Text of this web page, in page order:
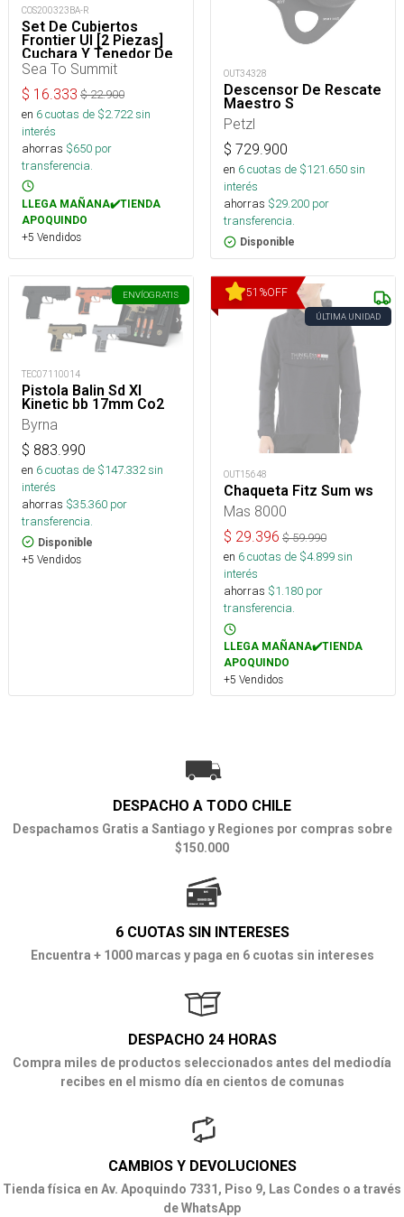
COS200323BA-R
Set De Cubiertos
Frontier Ul [2 Piezas]
Cuchara Y Tenedor De
Mango Largo
Sea To Summit
$ 16.333 $22.900
en 6cuotas de $2.722sin
interés
ahorras $650 por
transferencia.
LLEGA MAÑANA✔️TIENDA
APOQUINDO
+5 Vendidos
OUT34328
Descensor De Rescate
Maestro S
Petzl
$ 729.900
en 6cuotas de $121.650sin
interés
ahorras $29.200 por
transferencia.
Disponible
ENVÍOGRATIS
TEC07110014
Pistola Balin Sd Xl
Kinetic bb 17mm Co2
Byrna
$ 883.990
en 6cuotas de $147.332sin
interés
ahorras $35.360 por
transferencia.
Disponible
+5 Vendidos
51 %OFF
ÚLTIMA UNIDAD
OUT15648
Chaqueta Fitz Sum ws
Mas 8000
$ 29.396 $59.990
en 6cuotas de $4.899sin
interés
ahorras $1.180 por
transferencia.
LLEGA MAÑANA✔️TIENDA
APOQUINDO
+5 Vendidos
DESPACHO A TODO CHILE
Despachamos Gratis a Santiago y Regiones por compras sobre
$150.000
6 CUOTAS SIN INTERESES
Encuentra + 1000 marcas y paga en 6 cuotas sin intereses
DESPACHO 24 HORAS
Compra miles de productos seleccionados antes del mediodía
recibes en el mismo día en cientos de comunas
CAMBIOS Y DEVOLUCIONES
Tienda física en Av. Apoquindo 7331, Piso 9, Las Condes o a través
de WhatsApp